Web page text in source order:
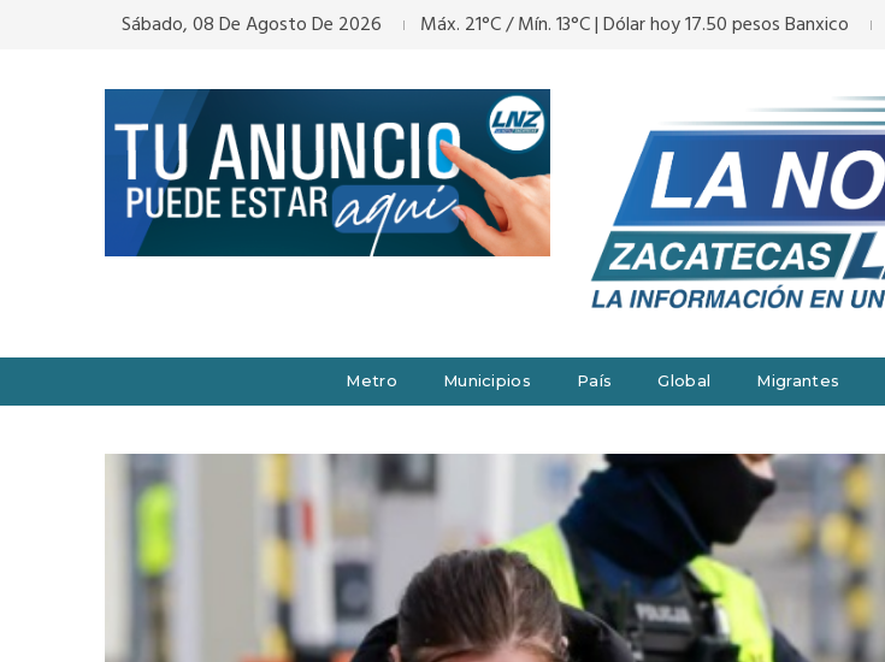
Sábado, 08 De Agosto De 2026 Máx. 21°C / Mín. 13°C | Dólar hoy 17.50 pesos Banxico
Metro Municipios País Global Migrantes